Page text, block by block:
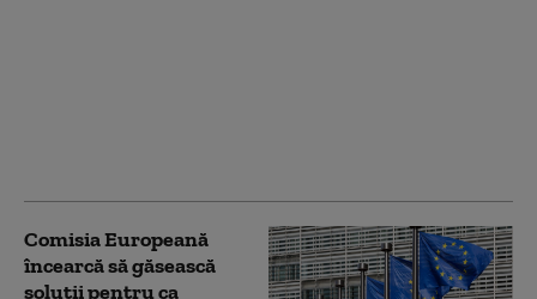
Comisia Europeană
încearcă să găsească
soluții pentru ca